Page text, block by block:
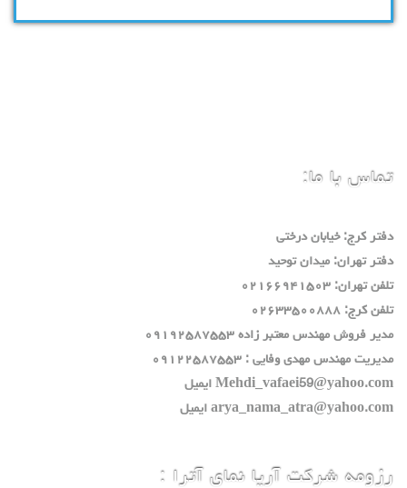
تماس با ما:
دفتر كرج: خيابان درختي
دفتر تهران: ميدان توحيد
تلفن تهران: ٠٢١٦٦٩٤١٥٠٣
تلفن كرج: ٠٢٦٣٣٥٠٠٨٨٨
مدير فروش مهندس معتبر زاده ٠٩١٩٢٥٨٧٥٥٣
مديريت مهندس مهدي وفايي : ٠٩١٢٢٥٨٧٥٥٣
Mehdi_vafaei59@yahoo.com ايميل
arya_nama_atra@yahoo.com ايميل
رزومه شرکت آریا نمای آترا :